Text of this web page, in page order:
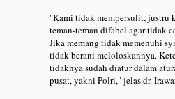
"Kami tidak mempersulit,
teman-teman difabel agar tidak
Jika memang tidak memenuhi
tidak berani meloloskannya.
tidaknya sudah diatur dalam
pusat, yakni Polri," jelas dr.